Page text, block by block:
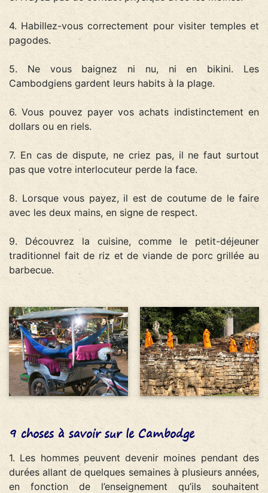
4. Habillez-vous correctement pour visiter temples et
pagodes.
5. Ne vous baignez ni nu, ni en bikini. Les
Cambodgiens gardent leurs habits à la plage.
6. Vous pouvez payer vos achats indistinctement en
dollars ou en riels.
7. En cas de dispute, ne criez pas, il ne faut surtout
pas que votre interlocuteur perde la face.
8. Lorsque vous payez, il est de coutume de le faire
avec les deux mains, en signe de respect.
9. Découvrez la cuisine, comme le petit-déjeuner
traditionnel fait de riz et de viande de porc grillée au
barbecue.
9 choses à savoir sur le Cambodge
1. Les hommes peuvent devenir moines pendant des
durées allant de quelques semaines à plusieurs années,
en fonction de l’enseignement qu’ils souhaitent